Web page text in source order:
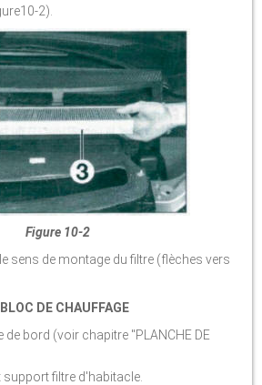
2).
Figure 10-2
sens de montage du filtre (flèches vers
DE CHAUFFAGE
de bord (voir chapitre "PLANCHE DE
filtre d'habitacle.